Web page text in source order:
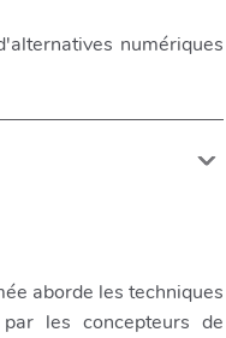
numériques
aborde les techniques
les concepteurs de